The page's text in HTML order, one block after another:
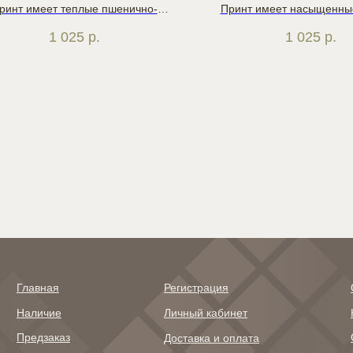
имеет теплые пшенично-
5 мм. Подойдет под дизайны с
1 025 р.
Принт имеет
фиолетового
1 025 р.
Главная
Наличие
Предзаказ
Личный кабинет
Регистрация
Доставка и оплата